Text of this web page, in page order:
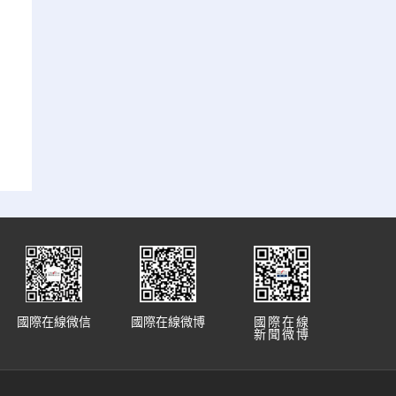
國際在線
新聞微博
國際在線微博
國際在線微信